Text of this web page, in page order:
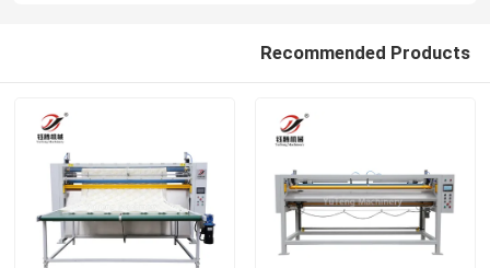
Recommended Products